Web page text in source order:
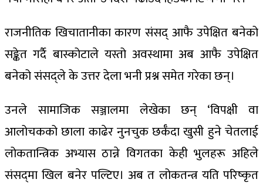
राजनीतिक खिचातानीका कारण संसद् आफै उपेक्षित बनेको
सङ्केत गर्दै बास्कोटाले यस्तो अवस्थामा अब आफै उपेक्षित
बनेको संसद्ले के उत्तर देला भनी प्रश्न समेत गरेका छन्।
उनले सामाजिक सञ्जालमा लेखेका छन् ‘विपक्षी वा
आलोचकको छाला काढेर नुनचुक छर्कँदा खुसी हुने चेतलाई
लोकतान्त्रिक अभ्यास ठान्ने विगतका केही भुलहरू अहिले
संसद्‍मा खिल बनेर पल्टिए। अब त लोकतन्त्र यति परिष्कृत